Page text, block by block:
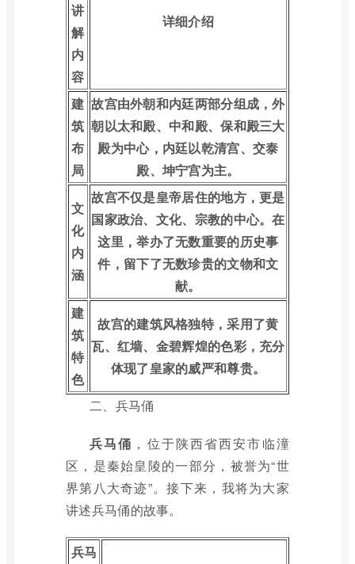
讲
解
内
容
详细介绍
建
筑
布
局
故宫由外朝和内廷两部分组成，外
朝以太和殿、中和殿、保和殿三大
殿为中心，内廷以乾清宫、交泰
殿、坤宁宫为主。
文
化
内
涵
故宫不仅是皇帝居住的地方，更是
国家政治、文化、宗教的中心。在
这里，举办了无数重要的历史事
件，留下了无数珍贵的文物和文
献。
建
筑
特
色
故宫的建筑风格独特，采用了黄
瓦、红墙、金碧辉煌的色彩，充分
体现了皇家的威严和尊贵。
二、兵马俑
兵马俑 ，位于陕西省西安市临潼
区，是秦始皇陵的一部分，被誉为“世
界第八大奇迹”。接下来，我将为大家
讲述兵马俑的故事。
兵马